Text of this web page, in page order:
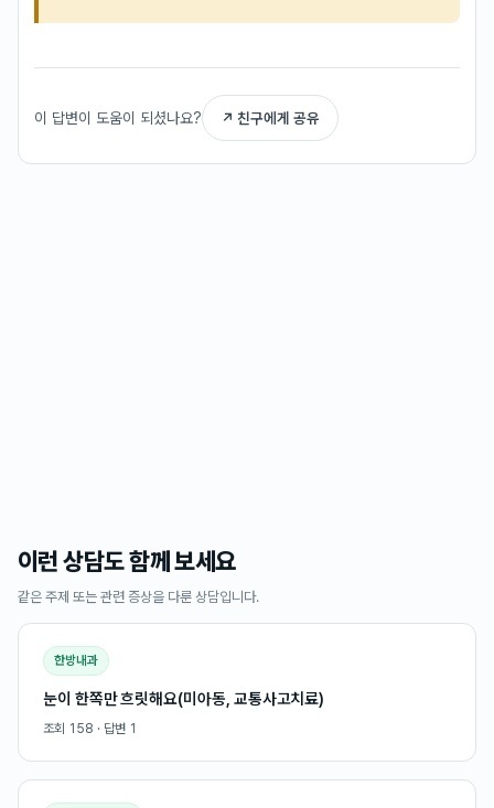
이 답변이 도움이 되셨나요? ↗ 친구에게 공유
이런 상담도 함께 보세요
같은 주제 또는 관련 증상을 다룬 상담입니다.
한방내과
눈이 한쪽만 흐릿해요(미아동, 교통사고치료)
조회 158 · 답변 1